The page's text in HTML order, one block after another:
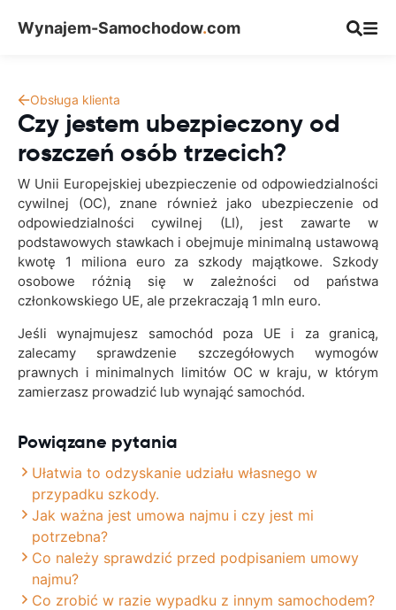
Wynajem-Samochodow.com
Obsługa klienta
Czy jestem ubezpieczony od
roszczeń osób trzecich?
W Unii Europejskiej ubezpieczenie od odpowiedzialności
cywilnej (OC), znane również jako ubezpieczenie od
odpowiedzialności cywilnej (LI), jest zawarte w
podstawowych stawkach i obejmuje minimalną ustawową
kwotę 1 miliona euro za szkody majątkowe. Szkody
osobowe różnią się w zależności od państwa
członkowskiego UE, ale przekraczają 1 mln euro.
Jeśli wynajmujesz samochód poza UE i za granicą,
zalecamy sprawdzenie szczegółowych wymogów
prawnych i minimalnych limitów OC w kraju, w którym
zamierzasz prowadzić lub wynająć samochód.
Powiązane pytania
Ułatwia to odzyskanie udziału własnego w
przypadku szkody.
Jak ważna jest umowa najmu i czy jest mi
potrzebna?
Co należy sprawdzić przed podpisaniem umowy
najmu?
Co zrobić w razie wypadku z innym samochodem?